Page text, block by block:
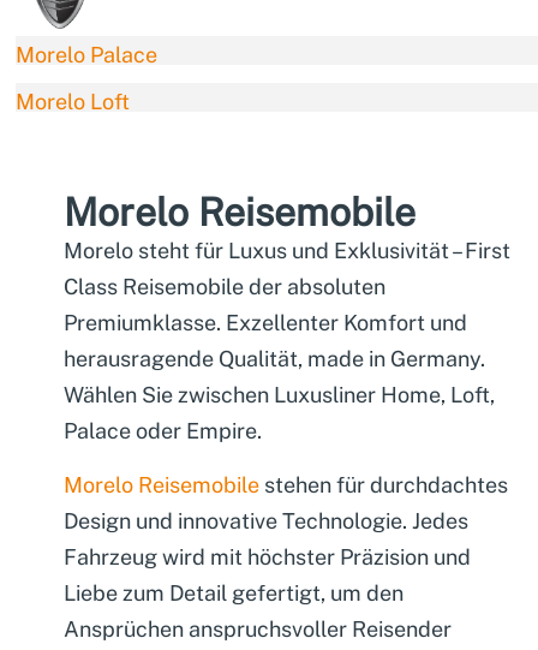
Morelo Palace
Morelo Loft
Morelo Reisemobile
Morelo steht für Luxus und Exklusivität – First
Class Reisemobile der absoluten
Premiumklasse. Exzellenter Komfort und
herausragende Qualität, made in Germany.
Wählen Sie zwischen Luxusliner Home, Loft,
Palace oder Empire.
Morelo Reisemobilestehen für durchdachtes
Design und innovative Technologie. Jedes
Fahrzeug wird mit höchster Präzision und
Liebe zum Detail gefertigt, um den
Ansprüchen anspruchsvoller Reisender